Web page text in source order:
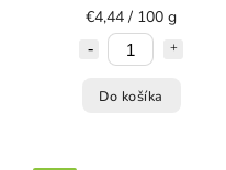
€4,44 / 100 g
Do košíka